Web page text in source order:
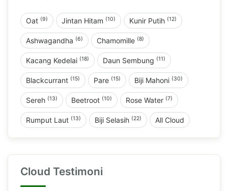
Oat (9) Jintan Hitam (10) Kunir Putih (12)
Ashwagandha (6) Chamomille (8)
Kacang Kedelai (18) Daun Sembung (11)
Blackcurrant (15) Pare (15) Biji Mahoni (30)
Sereh (13) Beetroot (10) Rose Water (7)
Rumput Laut (13) Biji Selasih (22) All Cloud
Cloud Testimoni